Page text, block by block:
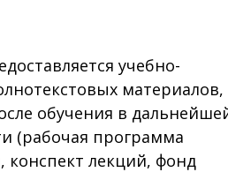
учебно-
материалов,
обучения в
(рабочая программа
лекций, фонд